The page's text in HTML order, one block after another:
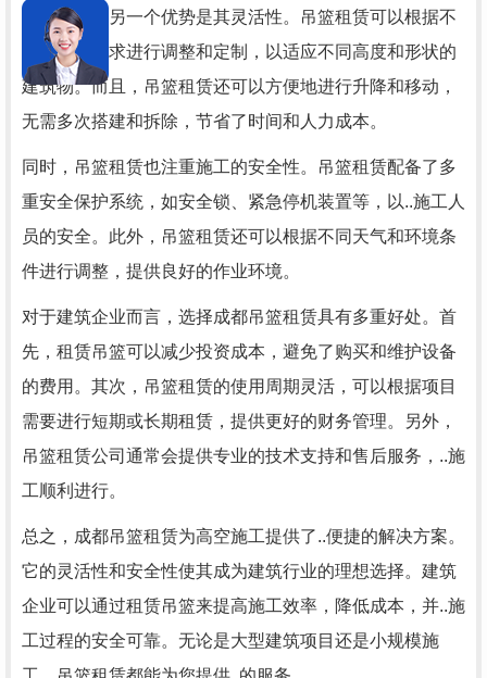
高空施工的另一个优势是其灵活性。吊篮租赁可以根据不
同项目的需求进行调整和定制，以适应不同高度和形状的
建筑物。而且，吊篮租赁还可以方便地进行升降和移动，
无需多次搭建和拆除，节省了时间和人力成本。
同时，吊篮租赁也注重施工的安全性。吊篮租赁配备了多
重安全保护系统，如安全锁、紧急停机装置等，以..施工人
员的安全。此外，吊篮租赁还可以根据不同天气和环境条
件进行调整，提供良好的作业环境。
对于建筑企业而言，选择成都吊篮租赁具有多重好处。首
先，租赁吊篮可以减少投资成本，避免了购买和维护设备
的费用。其次，吊篮租赁的使用周期灵活，可以根据项目
需要进行短期或长期租赁，提供更好的财务管理。另外，
吊篮租赁公司通常会提供专业的技术支持和售后服务，..施
工顺利进行。
总之，成都吊篮租赁为高空施工提供了..便捷的解决方案。
它的灵活性和安全性使其成为建筑行业的理想选择。建筑
企业可以通过租赁吊篮来提高施工效率，降低成本，并..施
工过程的安全可靠。无论是大型建筑项目还是小规模施